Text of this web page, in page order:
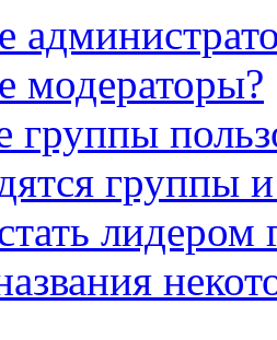
модераторы?
группы
группы
лидером